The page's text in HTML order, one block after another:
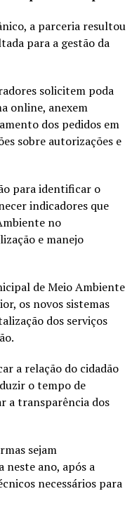
a parceria resultou
para a gestão da
solicitem poda
online, anexem
dos pedidos em
sobre autorizações e
para identificar o
indicadores que
no
e manejo
de Meio Ambiente
os novos sistemas
dos serviços
a relação do cidadão
o tempo de
a transparência dos
sejam
neste ano, após a
necessários para